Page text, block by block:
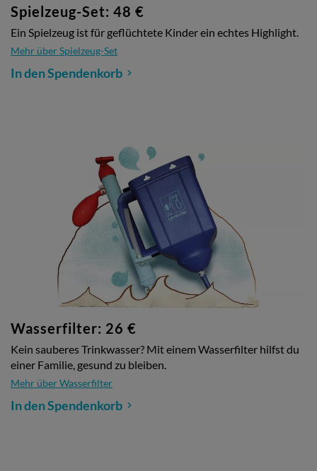
Spielzeug-Set: 48 €
Ein Spielzeug ist für geflüchtete Kinder ein echtes Highlight.
Mehr über Spielzeug-Set
In den Spendenkorb
Wasserfilter: 26 €
Kein sauberes Trinkwasser? Mit einem Wasserfilter hilfst du
einer Familie, gesund zu bleiben.
Mehr über Wasserfilter
In den Spendenkorb